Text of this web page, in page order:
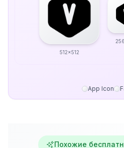
512x512
App Icon
Похожие